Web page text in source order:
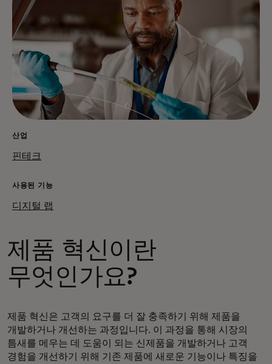
산업
핀테크
사용된 기능
디지털 랩
제품 혁신이란
무엇인가요?
제품 혁신은 고객의 요구를 더 잘 충족하기 위해 제품을
개발하거나 개선하는 과정입니다. 이 과정을 통해 시장의
틈새를 메우는 데 도움이 되는 신제품을 개발하거나 고객
경험을 개선하기 위해 기존 제품에 새로운 기능이나 특징을